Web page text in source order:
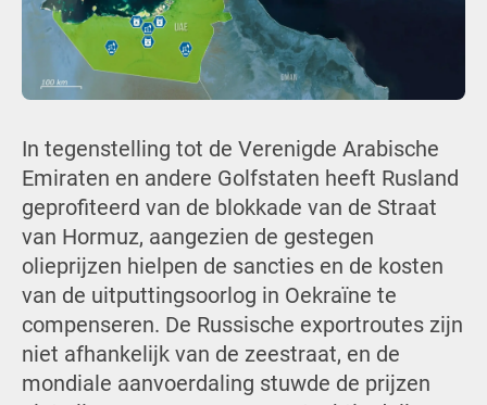
In tegenstelling tot de Verenigde Arabische
Emiraten en andere Golfstaten heeft Rusland
geprofiteerd van de blokkade van de Straat
van Hormuz, aangezien de gestegen
olieprijzen hielpen de sancties en de kosten
van de uitputtingsoorlog in Oekraïne te
compenseren. De Russische exportroutes zijn
niet afhankelijk van de zeestraat, en de
mondiale aanvoerdaling stuwde de prijzen